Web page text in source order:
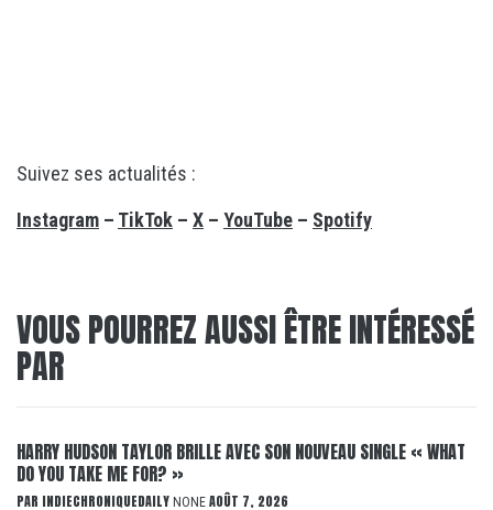
Suivez ses actualités :
Instagram – TikTok – X – YouTube – Spotify
VOUS POURREZ AUSSI ÊTRE INTÉRESSÉ
PAR
HARRY HUDSON TAYLOR BRILLE AVEC SON NOUVEAU SINGLE « WHAT
DO YOU TAKE ME FOR? »
PAR INDIECHRONIQUEDAILY NONE AOÛT 7, 2026